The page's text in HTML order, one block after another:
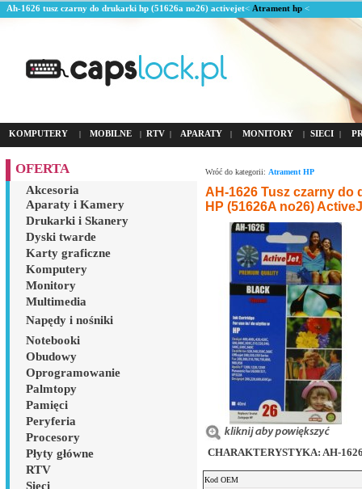
Ah-1626 tusz czarny do drukarki hp (51626a no26) activejet< Atrament hp <
KOMPUTERY | MOBILNE | RTV | APARATY | MONITORY | SIECI |
OFERTA
Akcesoria
Aparaty i Kamery
Drukarki i Skanery
Dyski twarde
Karty graficzne
Komputery
Monitory
Multimedia
Napędy i nośniki
Notebooki
Obudowy
Oprogramowanie
Palmtopy
Pamięci
Peryferia
Procesory
Płyty główne
RTV
Sieci
Wróć do kategorii: Atrament HP
AH-1626 Tusz czarny do
HP (51626A no26)
CHARAKTERYSTYKA: AH-
Kod OEM